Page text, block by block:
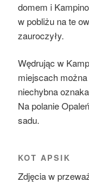
domem i
w pobliżu na te
zauroczyły.
Wędrując w
miejscach
niechybna
Na polanie
sadu.
KOT APSIK
Zdjęcia w